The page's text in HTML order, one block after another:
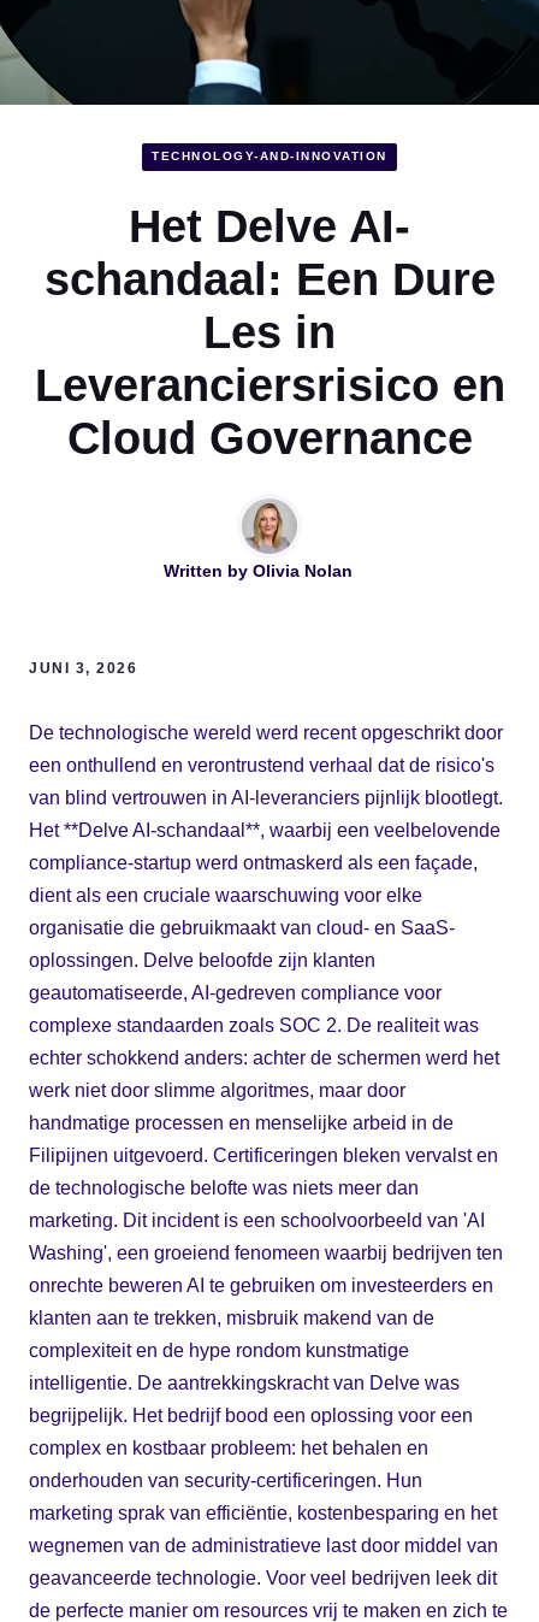
TECHNOLOGY-AND-INNOVATION
Het Delve AI-
schandaal: Een Dure
Les in
Leveranciersrisico en
Cloud Governance
Written by Olivia Nolan
JUNI 3, 2026
De technologische wereld werd recent opgeschrikt door
een onthullend en verontrustend verhaal dat de risico's
van blind vertrouwen in AI-leveranciers pijnlijk blootlegt.
Het **Delve AI-schandaal**, waarbij een veelbelovende
compliance-startup werd ontmaskerd als een façade,
dient als een cruciale waarschuwing voor elke
organisatie die gebruikmaakt van cloud- en SaaS-
oplossingen. Delve beloofde zijn klanten
geautomatiseerde, AI-gedreven compliance voor
complexe standaarden zoals SOC 2. De realiteit was
echter schokkend anders: achter de schermen werd het
werk niet door slimme algoritmes, maar door
handmatige processen en menselijke arbeid in de
Filipijnen uitgevoerd. Certificeringen bleken vervalst en
de technologische belofte was niets meer dan
marketing. Dit incident is een schoolvoorbeeld van 'AI
Washing', een groeiend fenomeen waarbij bedrijven ten
onrechte beweren AI te gebruiken om investeerders en
klanten aan te trekken, misbruik makend van de
complexiteit en de hype rondom kunstmatige
intelligentie. De aantrekkingskracht van Delve was
begrijpelijk. Het bedrijf bood een oplossing voor een
complex en kostbaar probleem: het behalen en
onderhouden van security-certificeringen. Hun
marketing sprak van efficiëntie, kostenbesparing en het
wegnemen van de administratieve last door middel van
geavanceerde technologie. Voor veel bedrijven leek dit
de perfecte manier om resources vrij te maken en zich te